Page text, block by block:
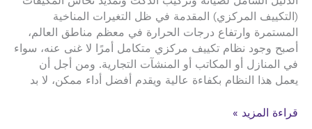
(التكييف المركزي) المقدمة في ظل التغيرات المناخية
المستمرة وارتفاع درجات الحرارة في معظم مناطق العالم،
أصبح وجود نظام تكييف مركزي متكامل أمرًا لا غنى عنه، سواء
في المنازل أو المكاتب أو المنشآت التجارية. ومن أجل أن
يعمل هذا النظام بكفاءة عالية ويقدم أفضل أداء ممكن، لا بد
صيانة
قراءة المزيد »